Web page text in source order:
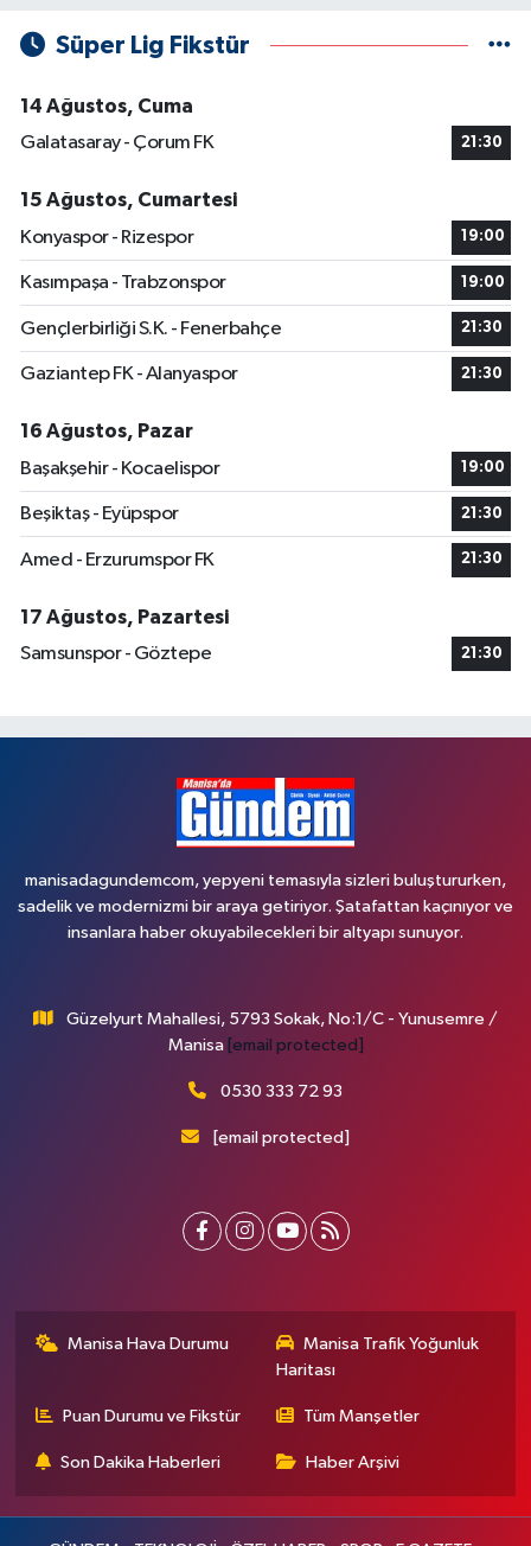
Süper Lig Fikstür
14 Ağustos, Cuma
Galatasaray - Çorum FK
21:30
15 Ağustos, Cumartesi
Konyaspor - Rizespor
19:00
Kasımpaşa - Trabzonspor 19:00
Gençlerbirliği S.K. - Fenerbahçe 21:30
Gaziantep FK - Alanyaspor 21:30
16 Ağustos, Pazar
Başakşehir - Kocaelispor
19:00
Beşiktaş - Eyüpspor 21:30
Amed - Erzurumspor FK 21:30
17 Ağustos, Pazartesi
Samsunspor - Göztepe
21:30
manisadagundemcom, yepyeni temasıyla sizleri buluştururken,
sadelik ve modernizmi bir araya getiriyor. Şatafattan kaçınıyor ve
insanlara haber okuyabilecekleri bir altyapı sunuyor.
Güzelyurt Mahallesi, 5793 Sokak, No:1/C - Yunusemre /
Manisa [email protected]
0530 333 72 93
[email protected]
Manisa Hava Durumu
Manisa Trafik Yoğunluk
Haritası
Puan Durumu ve Fikstür Tüm Manşetler
Son Dakika Haberleri Haber Arşivi